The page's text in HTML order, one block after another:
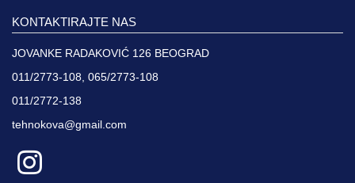
KONTAKTIRAJTE NAS
JOVANKE RADAKOVIĆ 126 BEOGRAD
011/2773-108, 065/2773-108
011/2772-138
tehnokova@gmail.com